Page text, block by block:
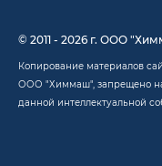
© 2011 - 2026 г. ООО
Копирование материалов
ООО "Химмаш", запрещено
данной интеллектуальной